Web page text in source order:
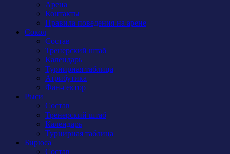
Арена
Контакты
Правила поведения на арене
Сокол
Состав
Тренерский штаб
Календарь
Турнирная таблица
Атрибутика
Фан-сектор
Рыси
Состав
Тренерский штаб
Календарь
Турнирная таблица
Бирюса
Состав